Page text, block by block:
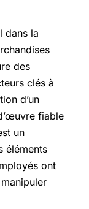
dans la
des
clés à
d’un
fiable
un
éléments
ont